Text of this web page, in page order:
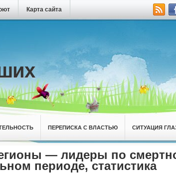
Карта сайта
ПЕРЕПИСКА С ВЛАСТЬЮ СИТУАЦИЯ
— лидеры по
периоде, статистика